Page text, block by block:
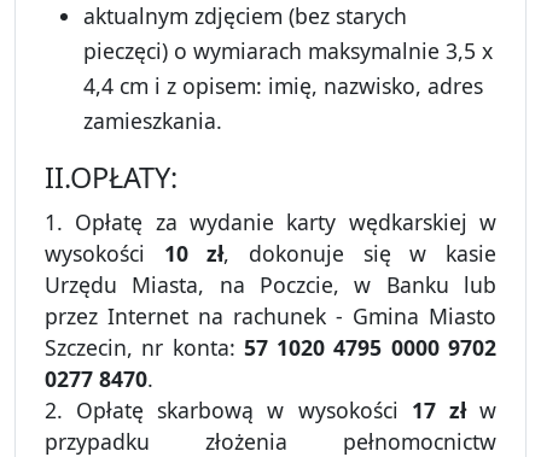
aktualnym zdjęciem (bez starych
pieczęci) o wymiarach maksymalnie 3,5 x
4,4 cm i z opisem: imię, nazwisko, adres
zamieszkania.
II.OPŁATY:
1. Opłatę za wydanie karty wędkarskiej w
wysokości 10 zł, dokonuje się w kasie
Urzędu Miasta, na Poczcie, w Banku lub
przez Internet na rachunek - Gmina Miasto
Szczecin, nr konta: 57 1020 4795 0000 9702
0277 8470.
2. Opłatę skarbową w wysokości 17 złw
przypadku złożenia pełnomocnictw